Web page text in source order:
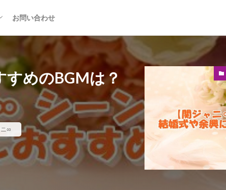
)
お問い合わせ
すめのBGMは？
∞